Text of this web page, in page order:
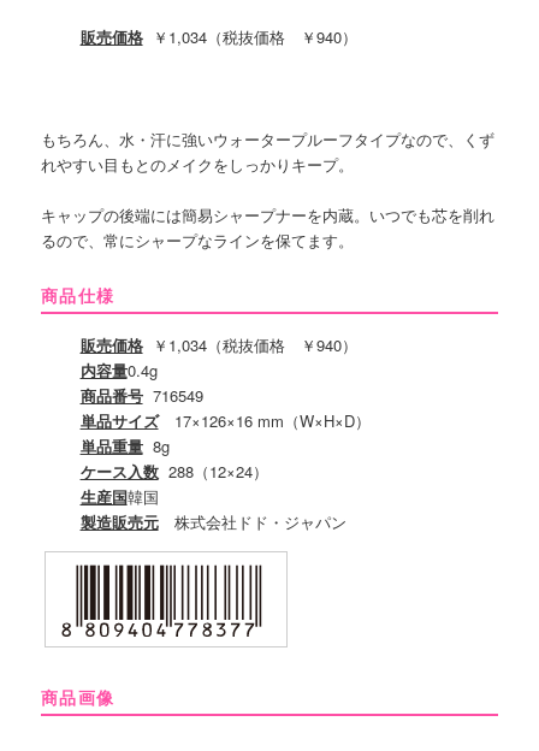
販売価格￥1,034（税抜価格 ￥940）
もちろん、水・汗に強いウォータープルーフタイプなので、くず
れやすい目もとのメイクをしっかりキープ。
キャップの後端には簡易シャープナーを内蔵。いつでも芯を削れ
るので、常にシャープなラインを保てます。
商品仕様
販売価格￥1,034（税抜価格 ￥940）
内容量0.4g
商品番号716549
単品サイズ17×126×16 mm（W×H×D）
単品重量8g
ケース入数288（12×24）
生産国韓国
製造販売元株式会社ドド・ジャパン
商品画像